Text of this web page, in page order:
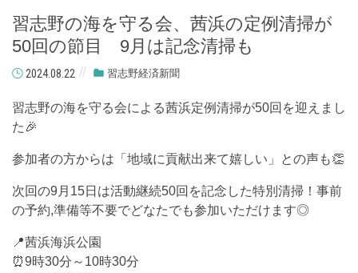
習志野の海を守る会、茜浜の定例清掃が
50回の節目 9月は記念清掃も
2024.08.22 習志野経済新聞
習志野の海を守る会による茜浜定例清掃が50回を迎えまし
た🎉
参加者の方からは「地域に貢献出来て嬉しい」との声も👏
次回の9月15日は活動継続50回を記念した特別清掃！事前
の予約,準備等不要でどなたでも参加いただけます◎
📍茜浜海浜公園
⏰9時30分～10時30分